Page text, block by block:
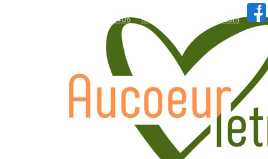
WhatsApp: +84.909.426.406 hallo@aucoeurvietnam.com